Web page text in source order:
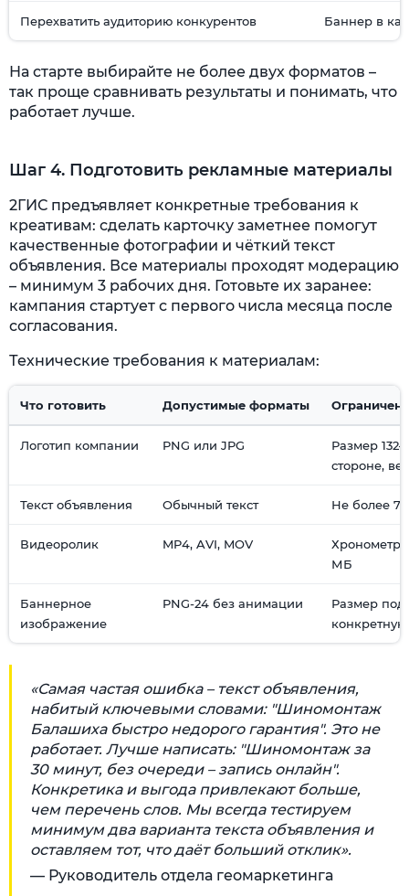
Перехватить аудиторию конкурентов Баннер в
На старте выбирайте не более двух форматов –
так проще сравнивать результаты и понимать, что
работает лучше.
Шаг 4. Подготовить рекламные материалы
2ГИС предъявляет конкретные требования к
креативам: сделать карточку заметнее помогут
качественные фотографии и чёткий текст
объявления. Все материалы проходят модерацию
– минимум 3 рабочих дня. Готовьте их заранее:
кампания стартует с первого числа месяца после
согласования.
Технические требования к материалам:
Что готовить Допустимые форматы
Логотип компании PNG или JPG
Размер
стороне,
Текст объявления Обычный текст Не более
Видеоролик MP4, AVI, MOV
МБ
Баннерное
изображение
PNG-24 без анимации
Размер
конкретную
«Самая частая ошибка – текст объявления,
набитый ключевыми словами: "Шиномонтаж
Балашиха быстро недорого гарантия". Это не
работает. Лучше написать: "Шиномонтаж за
30 минут, без очереди – запись онлайн".
Конкретика и выгода привлекают больше,
чем перечень слов. Мы всегда тестируем
минимум два варианта текста объявления и
оставляем тот, что даёт больший отклик».
— Руководитель отдела геомаркетинга